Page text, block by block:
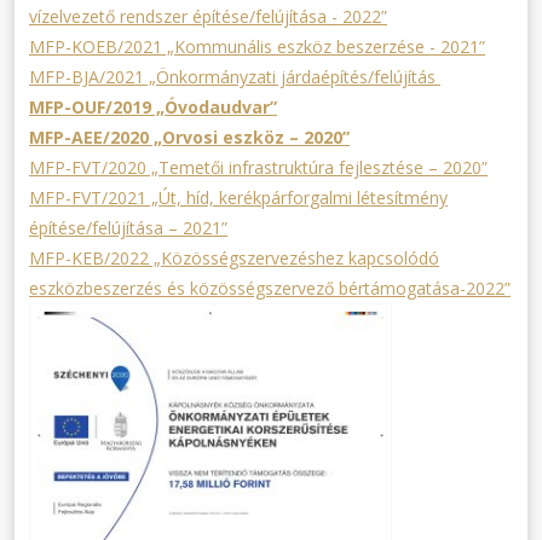
vízelvezető rendszer építése/felújítása - 2022”
MFP-KOEB/2021 „Kommunális eszköz beszerzése - 2021”
MFP-BJA/2021 „Önkormányzati járdaépítés/felújítás
MFP-OUF/2019 „Óvodaudvar”
MFP-AEE/2020 „Orvosi eszköz – 2020”
MFP-FVT/2020 „Temetői infrastruktúra fejlesztése – 2020”
MFP-FVT/2021 „Út, híd, kerékpárforgalmi létesítmény
építése/felújítása – 2021”
MFP-KEB/2022 „Közösségszervezéshez kapcsolódó
eszközbeszerzés és közösségszervező bértámogatása-2022”